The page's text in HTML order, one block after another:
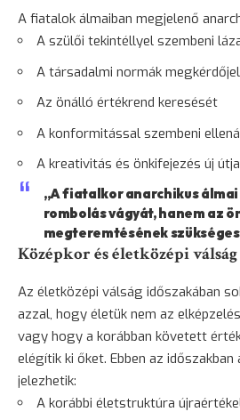
A fiatalok álmaiban megjelenő
A szülői tekintéllyel szembeni
A társadalmi normák
Az önálló értékrend keresését
A konformitással szembeni
A kreativitás és önkifejezés új
„A fiatalkor anarchikus álmai
rombolás vágyát, hanem az
megteremtésének
Középkor és életközépi válság
Az életközépi válság időszakában
azzal, hogy életük nem az
vagy hogy a korábban követett
elégítik ki őket. Ebben az
jelezhetik:
A korábbi életstruktúra